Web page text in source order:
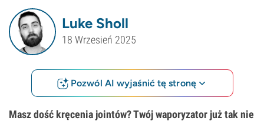
Luke Sholl
18 Wrzesień 2025
Pozwól AI wyjaśnić tę stronę
Masz dość kręcenia jointów? Twój waporyzator już tak nie